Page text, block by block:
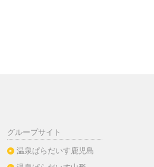
グループサイト
温泉ぱらだいす鹿児島